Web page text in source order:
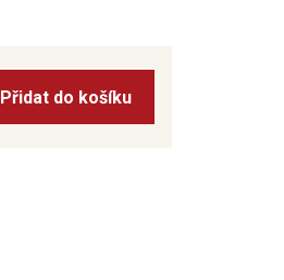
Přidat do košíku